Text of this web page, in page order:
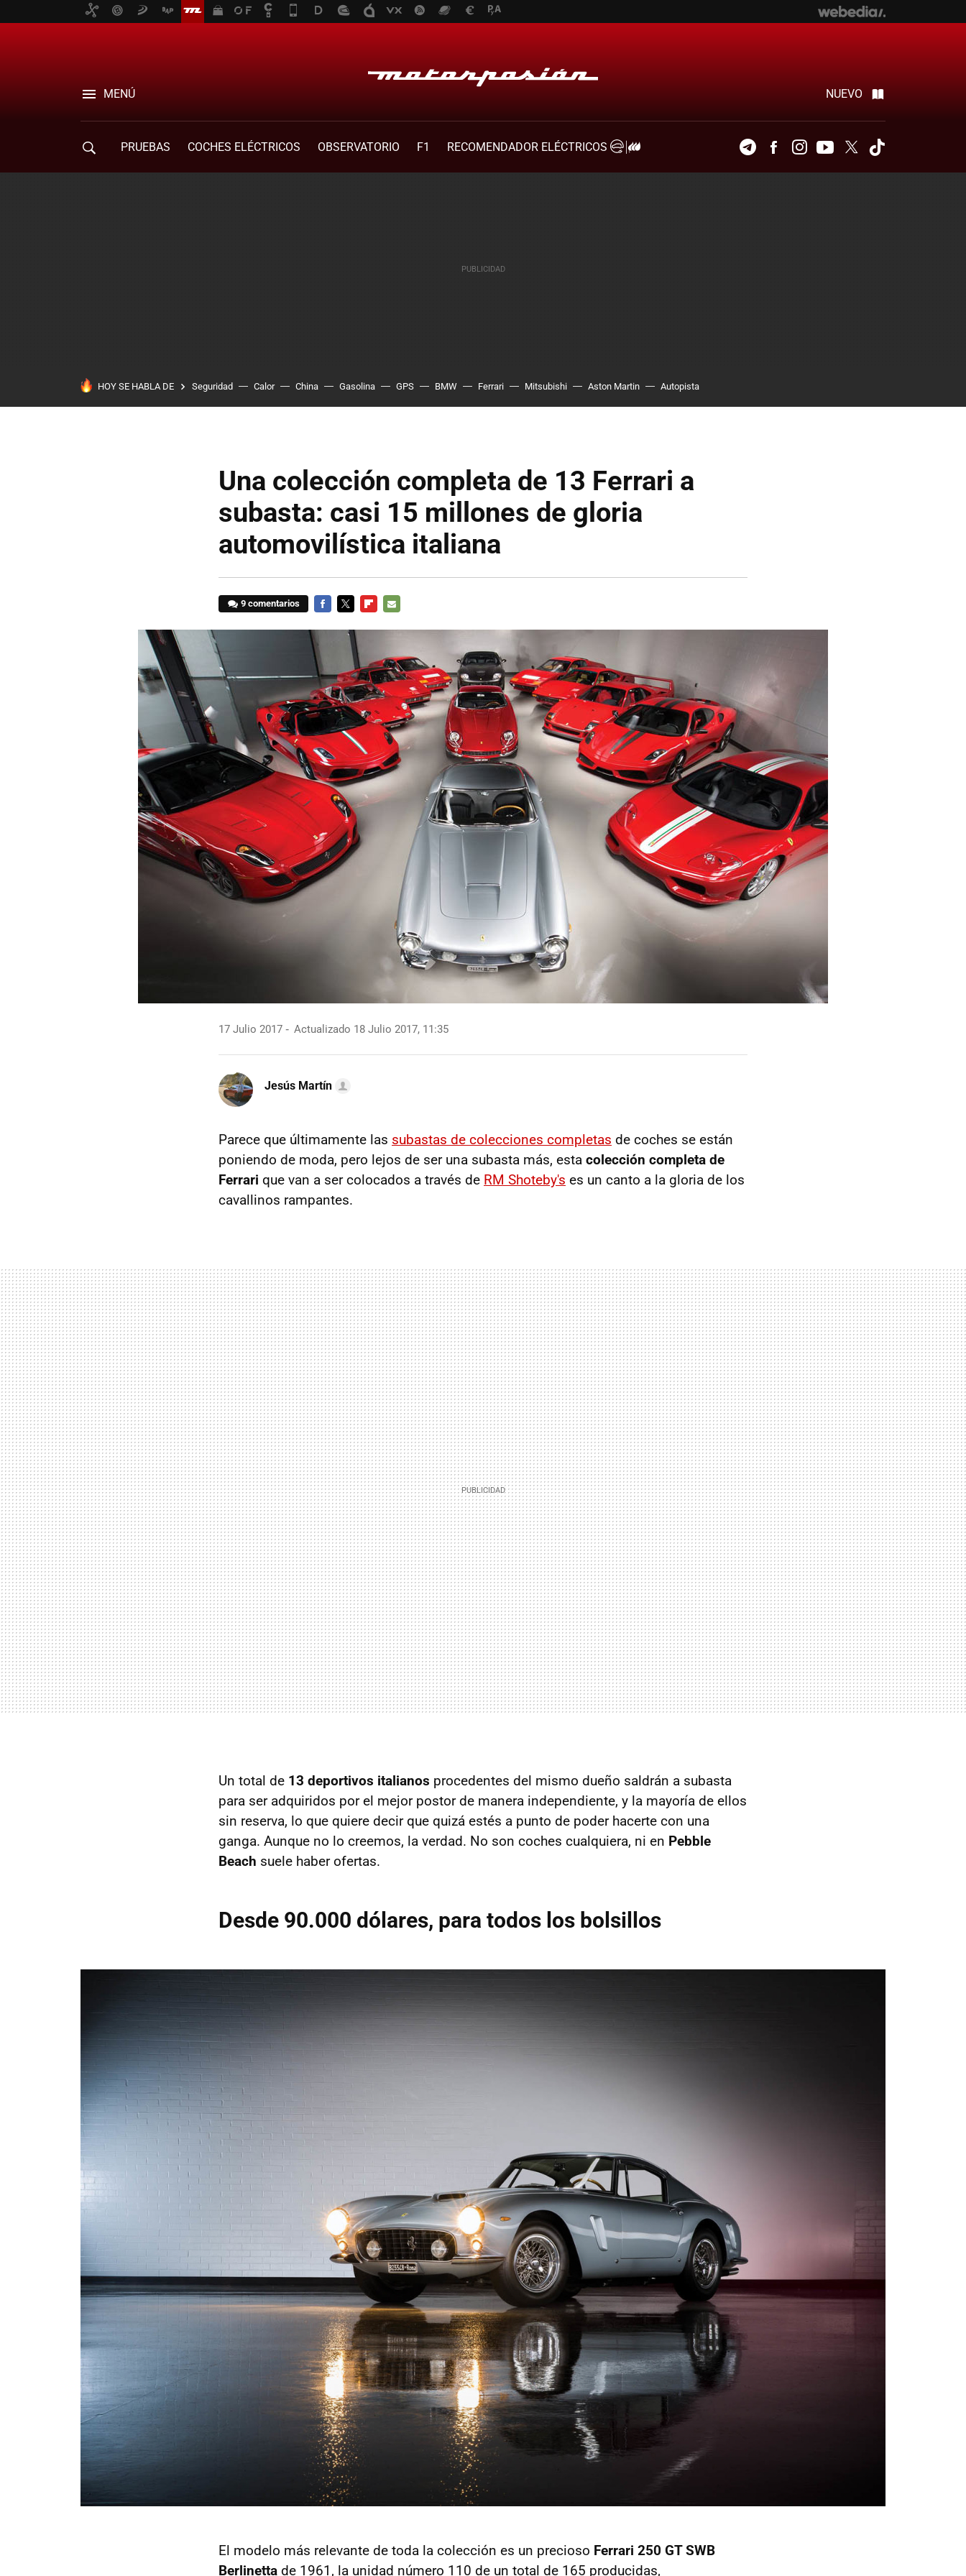
MENÚ NUEVO
PRUEBAS COCHES ELÉCTRICOS OBSERVATORIO F1
RECOMENDADOR ELÉCTRICOS
TelegramFacebookInstagramYoutubeTwitter
HOY SE HABLA DE Seguridad Calor China Gasolina GPS BMW Ferrari Mitsubishi Aston Martin Autopista
Una colección completa de 13 Ferrari a
subasta: casi 15 millones de gloria
automovilística italiana
9 comentarios
17 Julio 2017 Actualizado 18 Julio 2017, 11:35
Jesús Martín
Parece que últimamente las subastas de colecciones completas de coches se están
poniendo de moda, pero lejos de ser una subasta más, esta colección completa de
Ferrari que van a ser colocados a través de RM Shoteby's es un canto a la gloria de los
cavallinos rampantes.
Un total de 13 deportivos italianos procedentes del mismo dueño saldrán a subasta
para ser adquiridos por el mejor postor de manera independiente, y la mayoría de ellos
sin reserva, lo que quiere decir que quizá estés a punto de poder hacerte con una
ganga. Aunque no lo creemos, la verdad. No son coches cualquiera, ni en Pebble
Beach suele haber ofertas.
Desde 90.000 dólares, para todos los bolsillos
El modelo más relevante de toda la colección es un precioso Ferrari 250 GT SWB
Berlinetta de 1961, la unidad número 110 de un total de 165 producidas,